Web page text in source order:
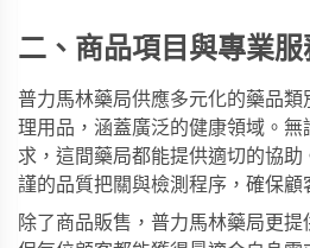
二、商品項目與專業服
普力馬林藥局供應多元化的藥品
理用品，涵蓋廣泛的健康領域。
求，這間藥局都能提供適切的協
謹的品質把關與檢測程序，確保顧
除了商品販售，普力馬林藥局更